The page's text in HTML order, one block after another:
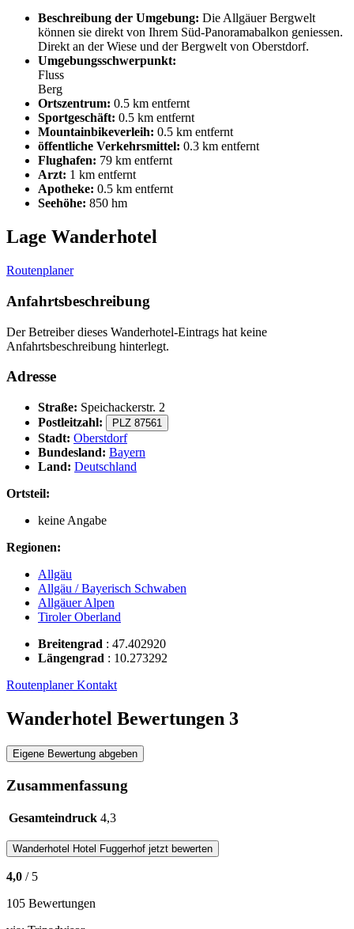
Beschreibung der Umgebung: Die Allgäuer Bergwelt
können sie direkt von Ihrem Süd-Panoramabalkon geniessen.
Direkt an der Wiese und der Bergwelt von Oberstdorf.
Umgebungsschwerpunkt:
Fluss
Berg
Ortszentrum: 0.5 km entfernt
Sportgeschäft: 0.5 km entfernt
Mountainbikeverleih: 0.5 km entfernt
öffentliche Verkehrsmittel: 0.3 km entfernt
Flughafen: 79 km entfernt
Arzt: 1 km entfernt
Apotheke: 0.5 km entfernt
Seehöhe: 850 hm
Lage Wanderhotel
Routenplaner
Anfahrtsbeschreibung
Der Betreiber dieses Wanderhotel-Eintrags hat keine
Anfahrtsbeschreibung hinterlegt.
Adresse
Straße: Speichackerstr. 2
Postleitzahl:
PLZ 87561
Stadt: Oberstdorf
Bundesland: Bayern
Land: Deutschland
Ortsteil:
keine Angabe
Regionen:
Allgäu
Allgäu / Bayerisch Schwaben
Allgäuer Alpen
Tiroler Oberland
Breitengrad : 47.402920
Längengrad : 10.273292
RoutenplanerKontakt
Wanderhotel Bewertungen 3
Eigene Bewertung abgeben
Zusammenfassung
Gesamteindruck 4,3
Wanderhotel Hotel Fuggerhof jetzt bewerten
4,0 / 5
105 Bewertungen